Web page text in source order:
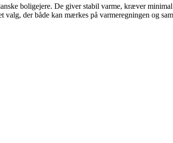
boligejere. De giver stabil varme, kræver
der både kan mærkes på varmeregningen og